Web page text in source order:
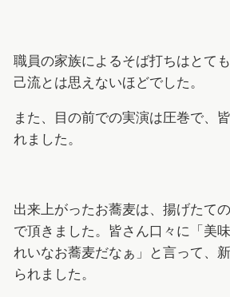
職員の家族によるそば打ちはとて
己流とは思えないほどでした。
また、目の前での実演は圧巻で、
れました。
出来上がったお蕎麦は、揚げたて
で頂きました。皆さん口々に「美
れいなお蕎麦だなぁ」と言って、
られました。